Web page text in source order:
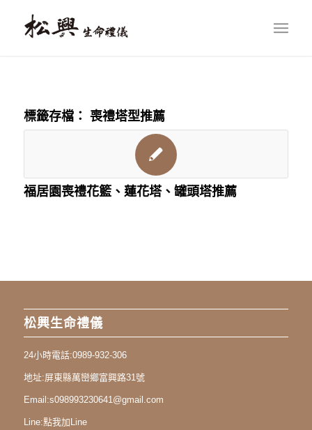
標籤存檔： 喪禮塔型推薦
福居園喪禮花籃、蓮花塔、罐頭塔推薦
松興生命禮儀
24小時電話:0989-932-306
地址:屏東縣萬巒鄉富興路31號
Email:s098993230641@gmail.com
Line:點我加Line